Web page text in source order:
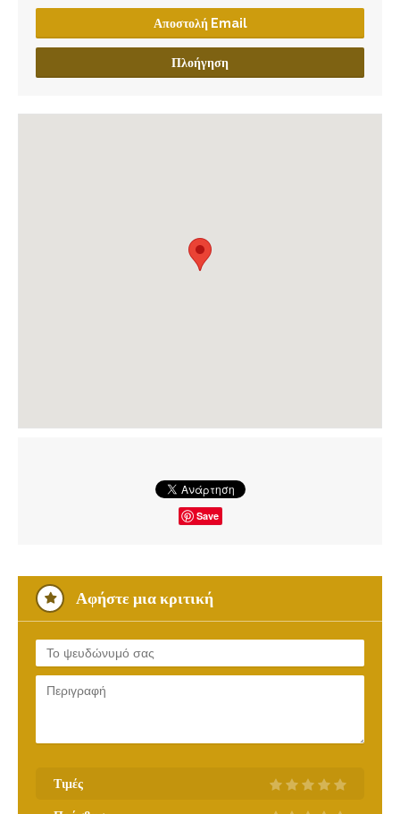
Αποστολή Email
Πλοήγηση
Save
Αφήστε μια κριτική
Τιμές